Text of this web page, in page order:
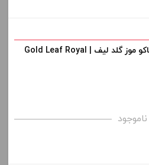
به سبد خرید
قیمت ، گزینه های محصول را
جویس تنباکو موز گلد لیف | Gold Leaf Royal
ناموجود